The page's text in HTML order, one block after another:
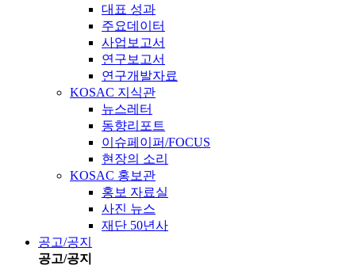
대표 성과
주요데이터
사업보고서
연구보고서
연구개발자료
KOSAC 지식관
뉴스레터
동향리포트
이슈페이퍼/FOCUS
현장의 소리
KOSAC 홍보관
홍보 자료실
사진 뉴스
재단 50년사
공고/공지
공고/공지